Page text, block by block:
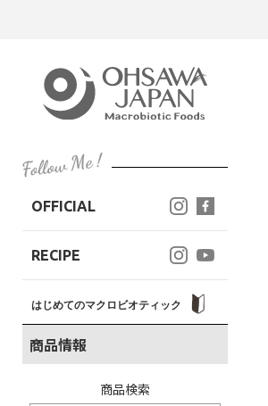
OFFICIAL
RECIPE
はじめてのマクロビオティック
商品情報
商品検索